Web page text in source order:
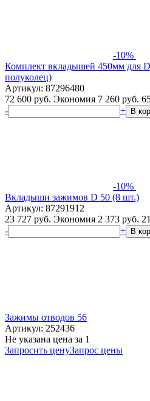
-10%
Комплект вкладышей 450мм для
полуколец)
Артикул: 87296480
72 600 руб. Экономия 7 260 руб.
-
+ В
-10%
Вкладыши зажимов D 50 (8 шт.)
Артикул: 87291912
23 727 руб. Экономия 2 373 руб.
-
+ В
Зажимы отводов 56
Артикул: 252436
Не указана цена за 1
Запросить ценуЗапрос цены